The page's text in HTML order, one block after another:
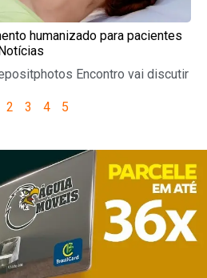
humanizado para pacientes
Encontro vai discutir
2 3 4 5